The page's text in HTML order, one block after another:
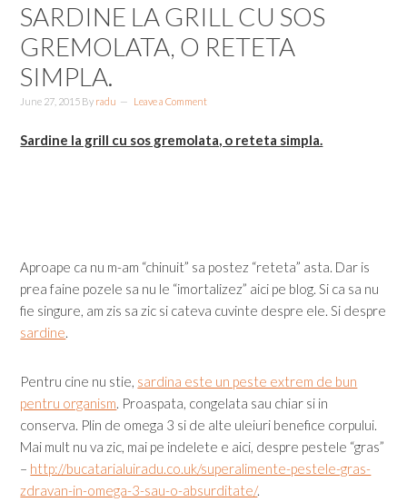
SARDINE LA GRILL CU SOS
GREMOLATA, O RETETA
SIMPLA.
June 27, 2015 By radu Leave a Comment
Sardine la grill cu sos gremolata, o reteta simpla.
Aproape ca nu m-am “chinuit” sa postez “reteta” asta. Dar is
prea faine pozele sa nu le “imortalizez” aici pe blog. Si ca sa nu
fie singure, am zis sa zic si cateva cuvinte despre ele. Si despre
sardine.
Pentru cine nu stie, sardina este un peste extrem de bun
pentru organism. Proaspata, congelata sau chiar si in
conserva. Plin de omega 3 si de alte uleiuri benefice corpului.
Mai mult nu va zic, mai pe indelete e aici, despre pestele “gras”
– http://bucatarialuiradu.co.uk/superalimente-pestele-gras-
zdravan-in-omega-3-sau-o-absurditate/.